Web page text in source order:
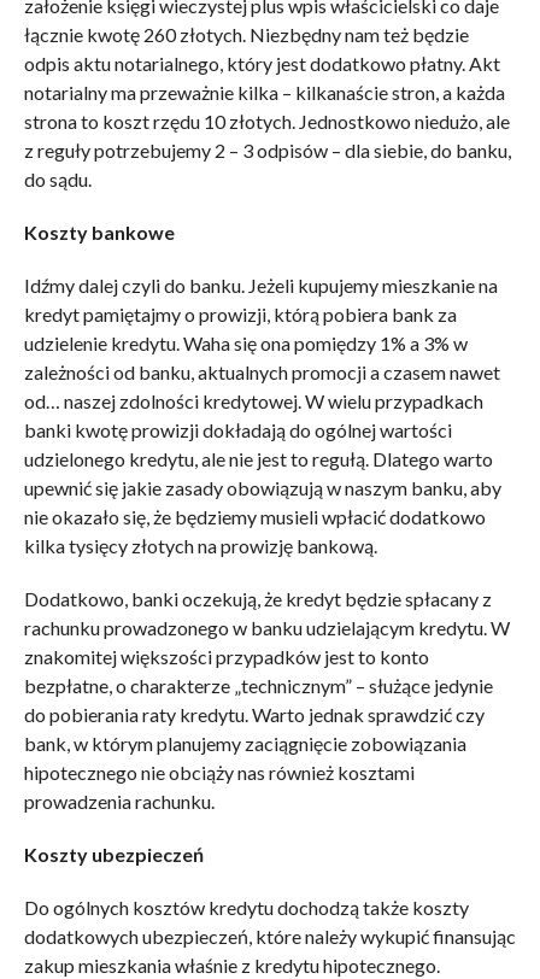
założenie księgi wieczystej plus wpis właścicielski co daje
łącznie kwotę 260 złotych. Niezbędny nam też będzie
odpis aktu notarialnego, który jest dodatkowo płatny. Akt
notarialny ma przeważnie kilka – kilkanaście stron, a każda
strona to koszt rzędu 10 złotych. Jednostkowo niedużo, ale
z reguły potrzebujemy 2 – 3 odpisów – dla siebie, do banku,
do sądu.
Koszty bankowe
Idźmy dalej czyli do banku. Jeżeli kupujemy mieszkanie na
kredyt pamiętajmy o prowizji, którą pobiera bank za
udzielenie kredytu. Waha się ona pomiędzy 1% a 3% w
zależności od banku, aktualnych promocji a czasem nawet
od… naszej zdolności kredytowej. W wielu przypadkach
banki kwotę prowizji dokładają do ogólnej wartości
udzielonego kredytu, ale nie jest to regułą. Dlatego warto
upewnić się jakie zasady obowiązują w naszym banku, aby
nie okazało się, że będziemy musieli wpłacić dodatkowo
kilka tysięcy złotych na prowizję bankową.
Dodatkowo, banki oczekują, że kredyt będzie spłacany z
rachunku prowadzonego w banku udzielającym kredytu. W
znakomitej większości przypadków jest to konto
bezpłatne, o charakterze „technicznym” – służące jedynie
do pobierania raty kredytu. Warto jednak sprawdzić czy
bank, w którym planujemy zaciągnięcie zobowiązania
hipotecznego nie obciąży nas również kosztami
prowadzenia rachunku.
Koszty ubezpieczeń
Do ogólnych kosztów kredytu dochodzą także koszty
dodatkowych ubezpieczeń, które należy wykupić finansując
zakup mieszkania właśnie z kredytu hipotecznego.